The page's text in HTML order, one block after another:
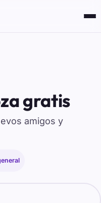
gratis
amigos y